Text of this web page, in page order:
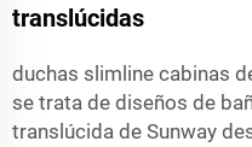
translúcidas
duchas slimline cabinas
se trata de diseños de
translúcida de Sunway